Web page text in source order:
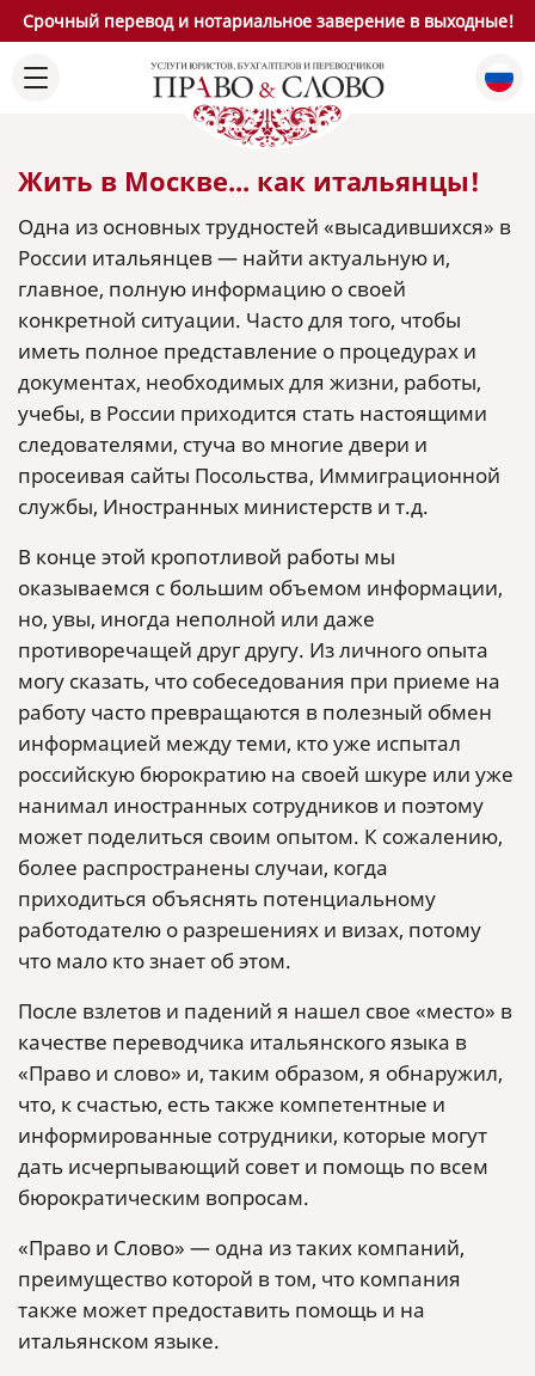
Срочный перевод и нотариальное заверение в выходные!
Жить в Москве... как итальянцы!
Одна из основных трудностей «высадившихся» в
России итальянцев — найти актуальную и,
главное, полную информацию о своей
конкретной ситуации. Часто для того, чтобы
иметь полное представление о процедурах и
документах, необходимых для жизни, работы,
учебы, в России приходится стать настоящими
следователями, стуча во многие двери и
просеивая сайты Посольства, Иммиграционной
службы, Иностранных министерств и т.д.
В конце этой кропотливой работы мы
оказываемся с большим объемом информации,
но, увы, иногда неполной или даже
противоречащей друг другу. Из личного опыта
могу сказать, что собеседования при приеме на
работу часто превращаются в полезный обмен
информацией между теми, кто уже испытал
российскую бюрократию на своей шкуре или уже
нанимал иностранных сотрудников и поэтому
может поделиться своим опытом. К сожалению,
более распространены случаи, когда
приходиться объяснять потенциальному
работодателю о разрешениях и визах, потому
что мало кто знает об этом.
После взлетов и падений я нашел свое «место» в
качестве переводчика итальянского языка в
«Право и слово» и, таким образом, я обнаружил,
что, к счастью, есть также компетентные и
информированные сотрудники, которые могут
дать исчерпывающий совет и помощь по всем
бюрократическим вопросам.
«Право и Слово» — одна из таких компаний,
преимущество которой в том, что компания
также может предоставить помощь и на
итальянском языке.